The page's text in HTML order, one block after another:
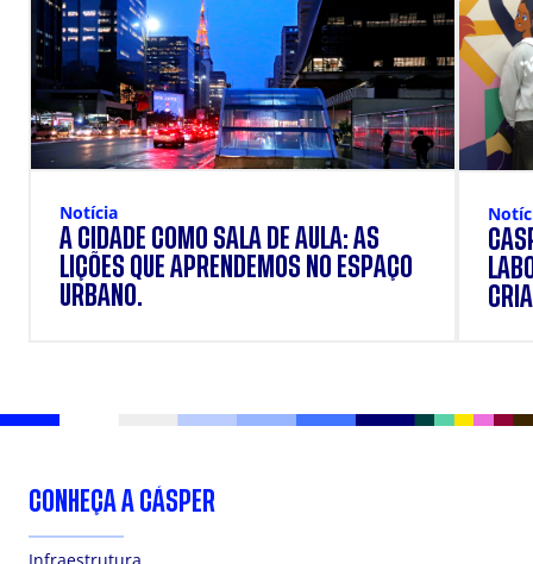
Notícia
A CIDADE COMO SALA DE AULA: AS
LIÇÕES QUE APRENDEMOS NO ESPAÇO
URBANO.
CONHEÇA A CÁSPER